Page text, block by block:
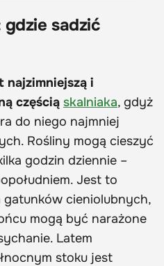
sadzić
najzimniejszą i
częścią skalniaka, gdyż
do niego najmniej
Rośliny mogą cieszyć
godzin dziennie –
Jest to
gatunków cieniolubnych,
mogą być narażone
Latem
stoku jest